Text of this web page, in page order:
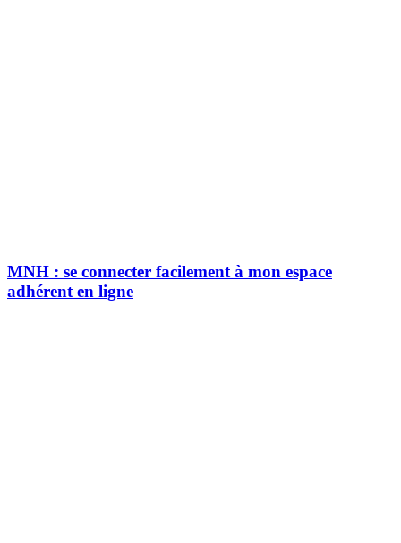
MNH : se connecter facilement à mon espace
adhérent en ligne